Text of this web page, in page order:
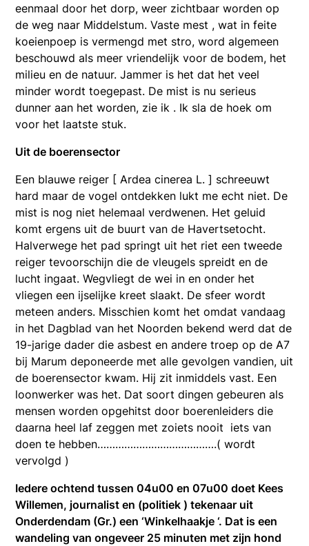
eenmaal door het dorp, weer zichtbaar worden op
de weg naar Middelstum. Vaste mest , wat in feite
koeienpoep is vermengd met stro, word algemeen
beschouwd als meer vriendelijk voor de bodem, het
milieu en de natuur. Jammer is het dat het veel
minder wordt toegepast. De mist is nu serieus
dunner aan het worden, zie ik . Ik sla de hoek om
voor het laatste stuk.
Uit de boerensector
Een blauwe reiger [ Ardea cinerea L. ] schreeuwt
hard maar de vogel ontdekken lukt me echt niet. De
mist is nog niet helemaal verdwenen. Het geluid
komt ergens uit de buurt van de Havertsetocht.
Halverwege het pad springt uit het riet een tweede
reiger tevoorschijn die de vleugels spreidt en de
lucht ingaat. Wegvliegt de wei in en onder het
vliegen een ijselijke kreet slaakt. De sfeer wordt
meteen anders. Misschien komt het omdat vandaag
in het Dagblad van het Noorden bekend werd dat de
19-jarige dader die asbest en andere troep op de A7
bij Marum deponeerde met alle gevolgen vandien, uit
de boerensector kwam. Hij zit inmiddels vast. Een
loonwerker was het. Dat soort dingen gebeuren als
mensen worden opgehitst door boerenleiders die
daarna heel laf zeggen met zoiets nooit iets van
doen te hebben………………………………….( wordt
vervolgd )
Iedere ochtend tussen 04u00 en 07u00 doet Kees
Willemen, journalist en (politiek ) tekenaar uit
Onderdendam (Gr.) een ‘Winkelhaakje ‘. Dat is een
wandeling van ongeveer 25 minuten met zijn hond